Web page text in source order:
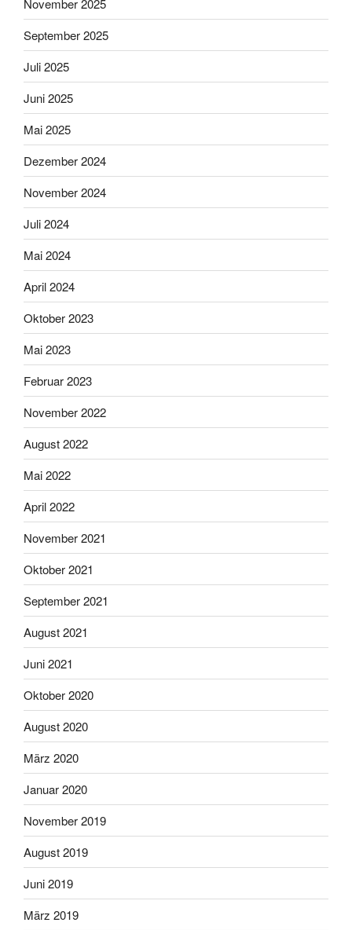
September 2025
Juli 2025
Juni 2025
Mai 2025
Dezember 2024
November 2024
Juli 2024
Mai 2024
April 2024
Oktober 2023
Mai 2023
Februar 2023
November 2022
August 2022
Mai 2022
April 2022
November 2021
Oktober 2021
September 2021
August 2021
Juni 2021
Oktober 2020
August 2020
März 2020
Januar 2020
November 2019
August 2019
Juni 2019
März 2019